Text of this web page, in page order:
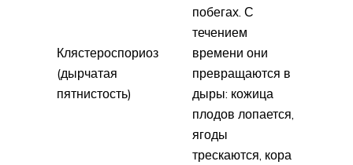
Клястероспориоз
(дырчатая
пятнистость)
побегах. С
течением
времени они
превращаются в
дыры: кожица
плодов лопается,
ягоды
трескаются, кора